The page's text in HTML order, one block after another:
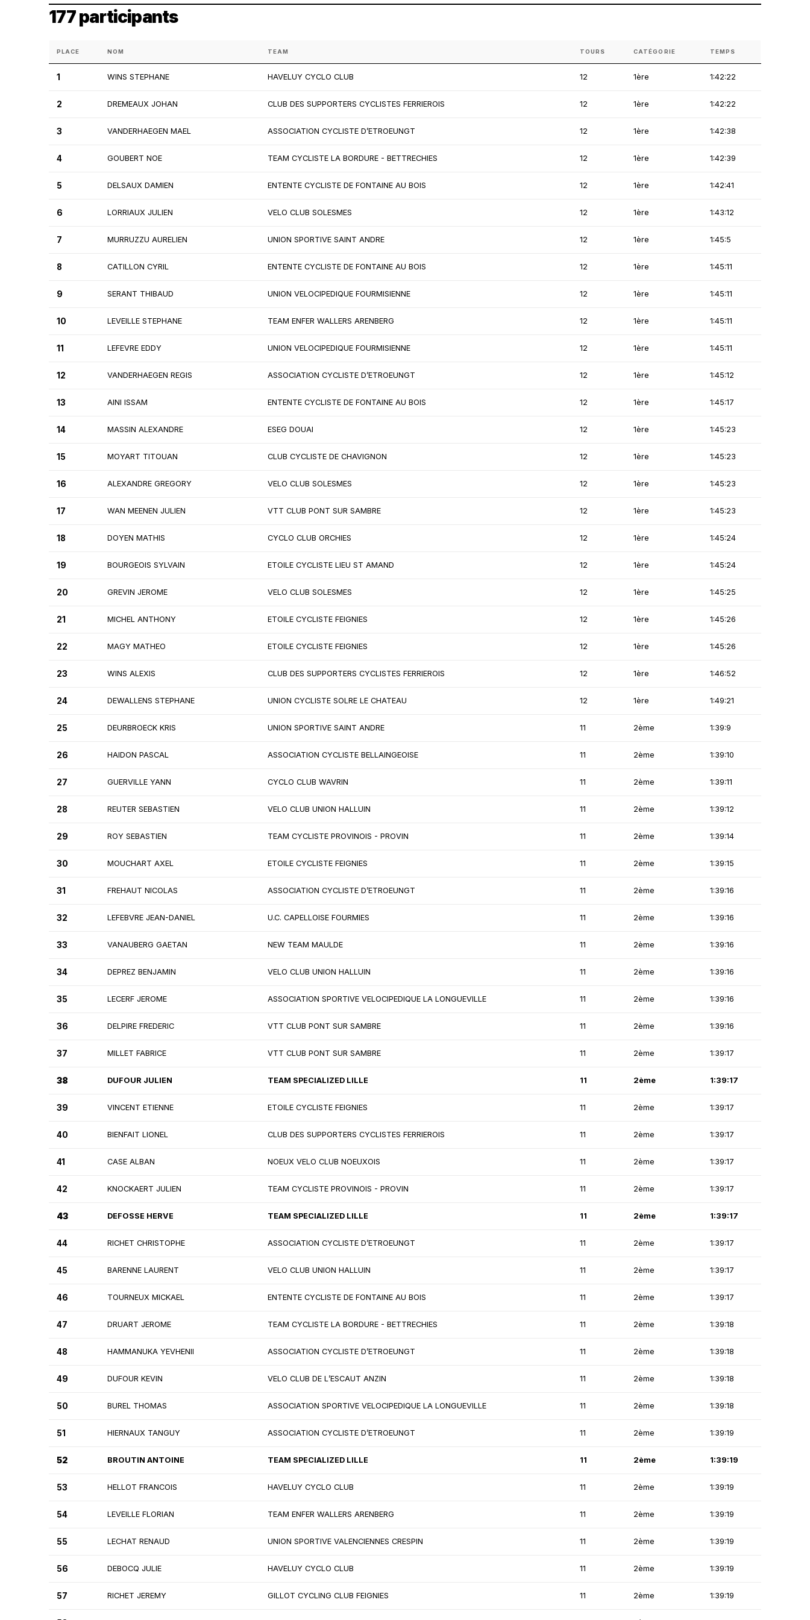
177 participants
PLACE NOM TEAM TOURS CATÉGORIE TEMPS
1 WINS STEPHANE HAVELUY CYCLO CLUB 12 1ère 1:42:22
2 DREMEAUX JOHAN CLUB DES SUPPORTERS CYCLISTES FERRIEROIS 12 1ère 1:42:22
3 VANDERHAEGEN MAEL ASSOCIATION CYCLISTE D’ETROEUNGT 12 1ère 1:42:38
4 GOUBERT NOE TEAM CYCLISTE LA BORDURE - BETTRECHIES 12 1ère 1:42:39
5 DELSAUX DAMIEN ENTENTE CYCLISTE DE FONTAINE AU BOIS 12 1ère 1:42:41
6 LORRIAUX JULIEN VELO CLUB SOLESMES 12 1ère 1:43:12
7 MURRUZZU AURELIEN UNION SPORTIVE SAINT ANDRE 12 1ère 1:45:5
8 CATILLON CYRIL ENTENTE CYCLISTE DE FONTAINE AU BOIS 12 1ère 1:45:11
9 SERANT THIBAUD UNION VELOCIPEDIQUE FOURMISIENNE 12 1ère 1:45:11
10 LEVEILLE STEPHANE TEAM ENFER WALLERS ARENBERG 12 1ère 1:45:11
11 LEFEVRE EDDY UNION VELOCIPEDIQUE FOURMISIENNE 12 1ère 1:45:11
12 VANDERHAEGEN REGIS ASSOCIATION CYCLISTE D’ETROEUNGT 12 1ère 1:45:12
13 AINI ISSAM ENTENTE CYCLISTE DE FONTAINE AU BOIS 12 1ère 1:45:17
14 MASSIN ALEXANDRE ESEG DOUAI 12 1ère 1:45:23
15 MOYART TITOUAN CLUB CYCLISTE DE CHAVIGNON 12 1ère 1:45:23
16 ALEXANDRE GREGORY VELO CLUB SOLESMES 12 1ère 1:45:23
17 WAN MEENEN JULIEN VTT CLUB PONT SUR SAMBRE 12 1ère 1:45:23
18 DOYEN MATHIS CYCLO CLUB ORCHIES 12 1ère 1:45:24
19 BOURGEOIS SYLVAIN ETOILE CYCLISTE LIEU ST AMAND 12 1ère 1:45:24
20 GREVIN JEROME VELO CLUB SOLESMES 12 1ère 1:45:25
21 MICHEL ANTHONY ETOILE CYCLISTE FEIGNIES 12 1ère 1:45:26
22 MAGY MATHEO ETOILE CYCLISTE FEIGNIES 12 1ère 1:45:26
23 WINS ALEXIS CLUB DES SUPPORTERS CYCLISTES FERRIEROIS 12 1ère 1:46:52
24 DEWALLENS STEPHANE UNION CYCLISTE SOLRE LE CHATEAU 12 1ère 1:49:21
25 DEURBROECK KRIS UNION SPORTIVE SAINT ANDRE 11 2ème 1:39:9
26 HAIDON PASCAL ASSOCIATION CYCLISTE BELLAINGEOISE 11 2ème 1:39:10
27 GUERVILLE YANN CYCLO CLUB WAVRIN 11 2ème 1:39:11
28 REUTER SEBASTIEN VELO CLUB UNION HALLUIN 11 2ème 1:39:12
29 ROY SEBASTIEN TEAM CYCLISTE PROVINOIS - PROVIN 11 2ème 1:39:14
30 MOUCHART AXEL ETOILE CYCLISTE FEIGNIES 11 2ème 1:39:15
31 FREHAUT NICOLAS ASSOCIATION CYCLISTE D’ETROEUNGT 11 2ème 1:39:16
32 LEFEBVRE JEAN-DANIEL U.C. CAPELLOISE FOURMIES 11 2ème 1:39:16
33 VANAUBERG GAETAN NEW TEAM MAULDE 11 2ème 1:39:16
34 DEPREZ BENJAMIN VELO CLUB UNION HALLUIN 11 2ème 1:39:16
35 LECERF JEROME ASSOCIATION SPORTIVE VELOCIPEDIQUE LA LONGUEVILLE 11 2ème 1:39:16
36 DELPIRE FREDERIC VTT CLUB PONT SUR SAMBRE 11 2ème 1:39:16
37 MILLET FABRICE VTT CLUB PONT SUR SAMBRE 11 2ème 1:39:17
38 DUFOUR JULIEN TEAM SPECIALIZED LILLE 11 2ème 1:39:17
39 VINCENT ETIENNE ETOILE CYCLISTE FEIGNIES 11 2ème 1:39:17
40 BIENFAIT LIONEL CLUB DES SUPPORTERS CYCLISTES FERRIEROIS 11 2ème 1:39:17
41 CASE ALBAN NOEUX VELO CLUB NOEUXOIS 11 2ème 1:39:17
42 KNOCKAERT JULIEN TEAM CYCLISTE PROVINOIS - PROVIN 11 2ème 1:39:17
43 DEFOSSE HERVE TEAM SPECIALIZED LILLE 11 2ème 1:39:17
44 RICHET CHRISTOPHE ASSOCIATION CYCLISTE D’ETROEUNGT 11 2ème 1:39:17
45 BARENNE LAURENT VELO CLUB UNION HALLUIN 11 2ème 1:39:17
46 TOURNEUX MICKAEL ENTENTE CYCLISTE DE FONTAINE AU BOIS 11 2ème 1:39:17
47 DRUART JEROME TEAM CYCLISTE LA BORDURE - BETTRECHIES 11 2ème 1:39:18
48 HAMMANUKA YEVHENII ASSOCIATION CYCLISTE D’ETROEUNGT 11 2ème 1:39:18
49 DUFOUR KEVIN VELO CLUB DE L’ESCAUT ANZIN 11 2ème 1:39:18
50 BUREL THOMAS ASSOCIATION SPORTIVE VELOCIPEDIQUE LA LONGUEVILLE 11 2ème 1:39:18
51 HIERNAUX TANGUY ASSOCIATION CYCLISTE D’ETROEUNGT 11 2ème 1:39:19
52 BROUTIN ANTOINE TEAM SPECIALIZED LILLE 11 2ème 1:39:19
53 HELLOT FRANCOIS HAVELUY CYCLO CLUB 11 2ème 1:39:19
54 LEVEILLE FLORIAN TEAM ENFER WALLERS ARENBERG 11 2ème 1:39:19
55 LECHAT RENAUD UNION SPORTIVE VALENCIENNES CRESPIN 11 2ème 1:39:19
56 DEBOCQ JULIE HAVELUY CYCLO CLUB 11 2ème 1:39:19
57 RICHET JEREMY GILLOT CYCLING CLUB FEIGNIES 11 2ème 1:39:19